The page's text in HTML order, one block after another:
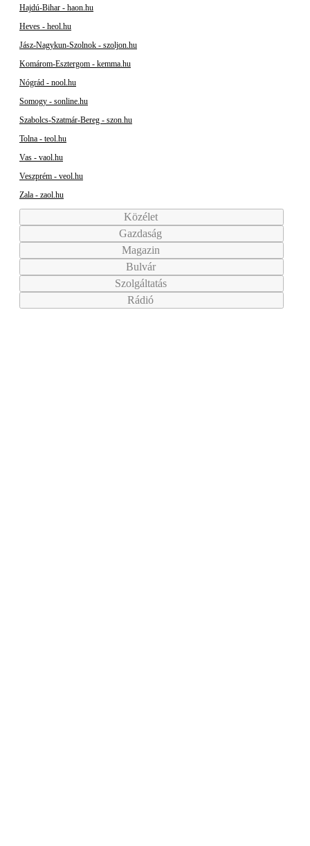
Hajdú-Bihar - haon.hu
Heves - heol.hu
Jász-Nagykun-Szolnok - szoljon.hu
Komárom-Esztergom - kemma.hu
Nógrád - nool.hu
Somogy - sonline.hu
Szabolcs-Szatmár-Bereg - szon.hu
Tolna - teol.hu
Vas - vaol.hu
Veszprém - veol.hu
Zala - zaol.hu
Közélet
Gazdaság
Magazin
Bulvár
Szolgáltatás
Rádió